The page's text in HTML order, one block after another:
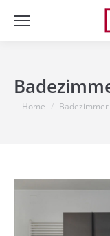
You are here:
Home Badezimmer